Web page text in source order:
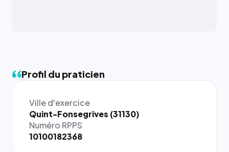
Profil du praticien
Ville d'exercice
Quint-Fonsegrives (31130)
Numéro RPPS
10100182368
{# 40×40
: la taille
rendue par
`.profile-